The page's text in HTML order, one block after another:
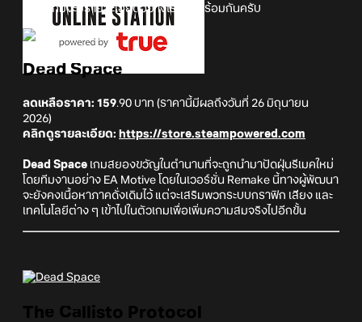
แต่ละเกมจะมีรายละเอียดอย่างไร ไปดูพร้อมกันครับ
Dead Space
ลดเหลือราคา: 159.90 บาท (ราคานี้มีผลถึงวันที่ 26 มิถุนายน
2026)
คลิกดูรายละเอียด: https://store.steampowered.com
Dead Space เกมสยองขวัญในตำนานที่จะถูกนำมาปัดฝุ่นรีเมคใหม่
โดยทีมงานอย่าง EA Motive โดยในเวอร์ชั่น Remake นี้ทางผู้พัฒนา
จะยังคงเนื้อหาภาคดั่งเดิมไว้ แต่จะเสริมพวกระบบกราฟิก เสียง และ
เทคโนโลยีต่าง ๆ เข้าไปในตัวเกมเพื่อเพิ่มความสมจริงไปอีกขั้น
The Callisto Protocol